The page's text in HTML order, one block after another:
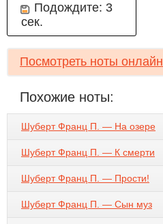
Подождите: 3
сек.
Посмотреть ноты онлайн
Похожие ноты:
Шуберт Франц П. — На озере
Шуберт Франц П. — К смерти
Шуберт Франц П. — Прости!
Шуберт Франц П. — Сын муз